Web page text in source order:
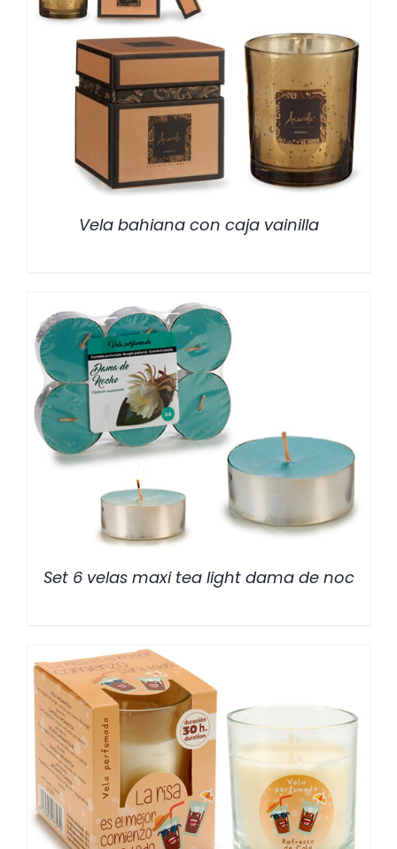
DETALLES
Vela bahiana con caja vainilla
/ DETALLES
Set 6 velas maxi tea light dama de noc
/